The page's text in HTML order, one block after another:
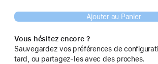
Ajouter au Panier
Vous hésitez encore ?
Sauvegardez vos préférences de
tard, ou partagez-les avec des proches.